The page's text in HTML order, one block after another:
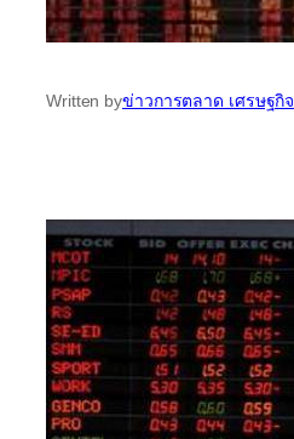
Written byข่าวการตลาด เศรษฐกิจ